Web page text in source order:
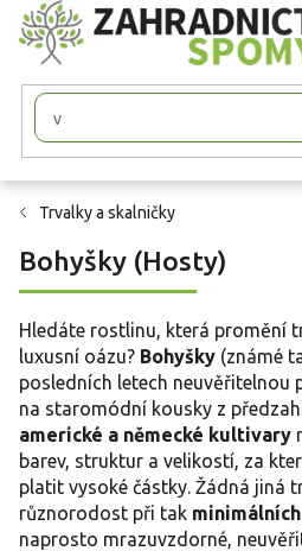
Přejít
na
obsah
Trvalky a skalničky
Bohyšky (Hosty)
Hledáte rostlinu, která promění
luxusní oázu? Bohyšky (známé
posledních letech neuvěřitelnou
na staromódní kousky z
americké a německé kultivary
barev, struktur a velikostí, za
platit vysoké částky. Žádná jiná
různorodost při tak
naprosto mrazuvzdorné,